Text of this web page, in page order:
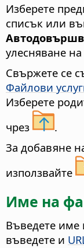
Изберете
списък или
улесняване
Свържете се
Файлови
Изберете
чрез
.
За добавяне
използвайте
Име на
Въведете име
въведете и